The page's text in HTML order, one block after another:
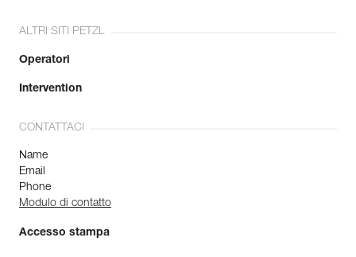
ALTRI SITI PETZL
Operatori
Intervention
CONTATTACI
Name
Email
Phone
Modulo di contatto
Accesso stampa